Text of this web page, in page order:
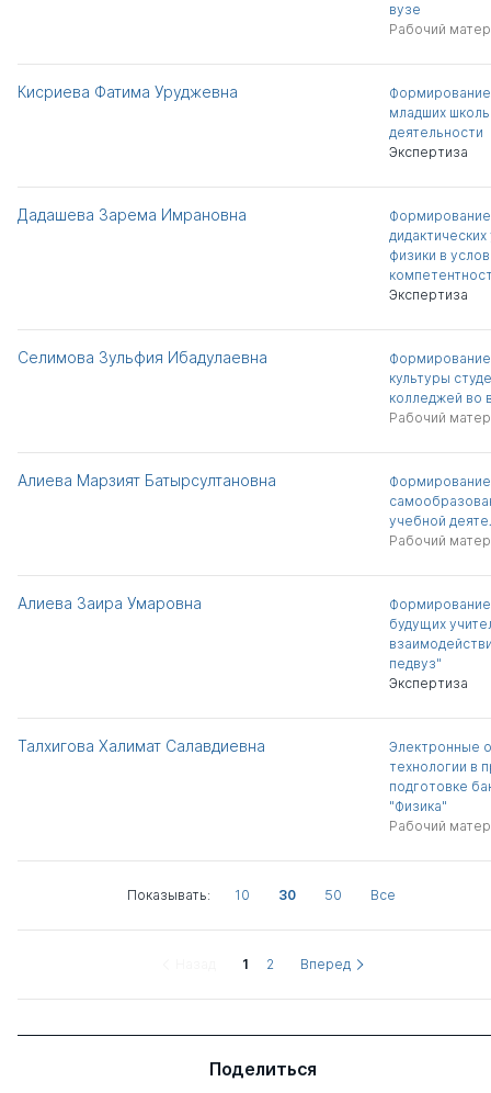
вузе
Рабочий
Кисриева Фатима Уруджевна
младших
деятельности
Экспертиза
Дадашева Зарема Имрановна
физики в
Экспертиза
Селимова Зульфия Ибадулаевна
культуры
колледжей во
Рабочий
Алиева Марзият Батырсултановна
учебной
Рабочий
Алиева Заира Умаровна
будущих
педвуз"
Экспертиза
Талхигова Халимат Салавдиевна
Электронные
технологии в
подготовке
"Физика"
Рабочий
Показывать: 10 30 50 Все
1 2 Вперед
Поделиться